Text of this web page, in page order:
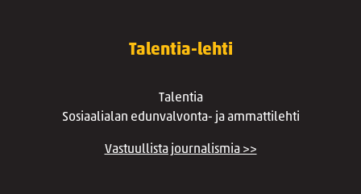
Talentia-lehti
Talentia
Sosiaalialan edunvalvonta- ja ammattilehti
Vastuullista journalismia >>